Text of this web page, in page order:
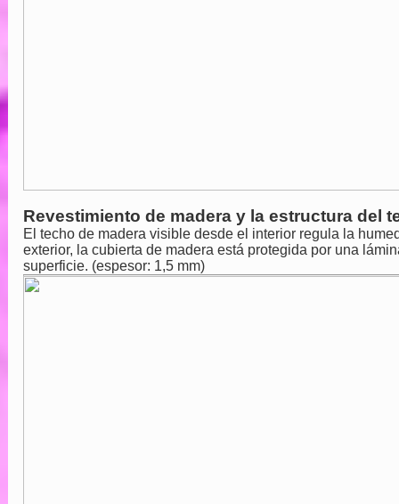
Revestimiento de madera y la estructura del
El techo de madera visible desde el interior regula la
exterior, la cubierta de madera está protegida por una
superficie. (espesor: 1,5 mm)